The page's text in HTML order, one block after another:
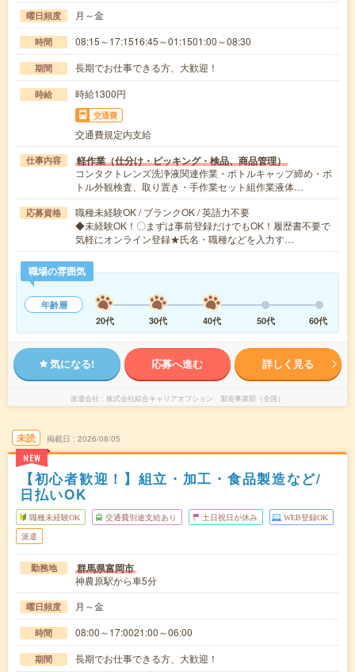
曜日頻度 月～金
時間 08:15～17:1516:45～01:1501:00～08:30
期間 長期でお仕事できる方、大歓迎！
時給 時給1300円
交通費
交通費規定内支給
仕事内容 軽作業（仕分け・ピッキング・検品、商品管理）
コンタクトレンズ洗浄液関連作業・ボトルキャップ締め・ボ
トル外観検査、取り置き・手作業セット組作業液体…
応募資格
職種未経験OK / ブランクOK / 英語力不要
◆未経験OK！〇まずは事前登録だけでもOK！履歴書不要で
気軽にオンライン登録★氏名・職種などを入力す…
職場の雰囲気
年齢層
20代
30代 40代 50代 60代
気になる! 応募へ進む 詳しく見る
派遣会社 株式会社綜合キャリアオプション 製造事業部（全国）
未読
NEW
掲載日 2026/08/05
【初心者歓迎！】組立・加工・食品製造など/
日払いOK
職種未経験OK 交通費別途支給あり 土日祝日が休み WEB登録OK
派遣
勤務地 群馬県富岡市
神農原駅から車5分
曜日頻度 月～金
時間 08:00～17:0021:00～06:00
期間 長期でお仕事できる方、大歓迎！